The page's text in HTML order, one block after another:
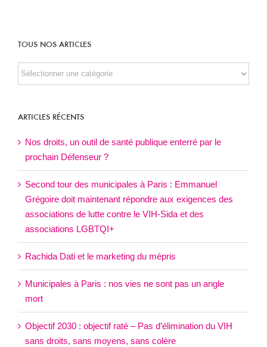
TOUS NOS ARTICLES
TOUS
NOS
ARTICLES RÉCENTS
Nos droits, un outil de santé publique enterré par le
prochain Défenseur ?
Second tour des municipales à Paris : Emmanuel
Grégoire doit maintenant répondre aux exigences des
associations de lutte contre le VIH-Sida et des
associations LGBTQI+
Rachida Dati et le marketing du mépris
Municipales à Paris : nos vies ne sont pas un angle
mort
Objectif 2030 : objectif raté – Pas d’élimination du VIH
sans droits, sans moyens, sans colère